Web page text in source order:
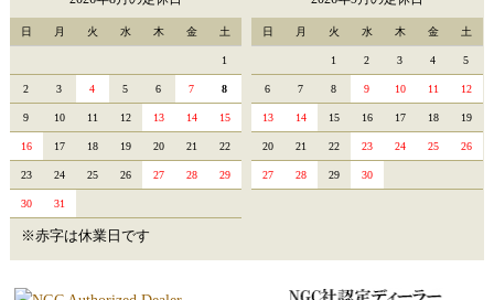
日 月 火 水 木 金 土
1
2 3 4 5 6 7 8
9 10 11 12 13 14 15
16 17 18 19 20 21 22
23 24 25 26 27 28 29
30 31
日 月 火 水 木 金 土
1 2 3 4 5
6 7 8 9 10 11 12
13 14 15 16 17 18 19
20 21 22 23 24 25 26
27 28 29 30
※赤字は休業日です